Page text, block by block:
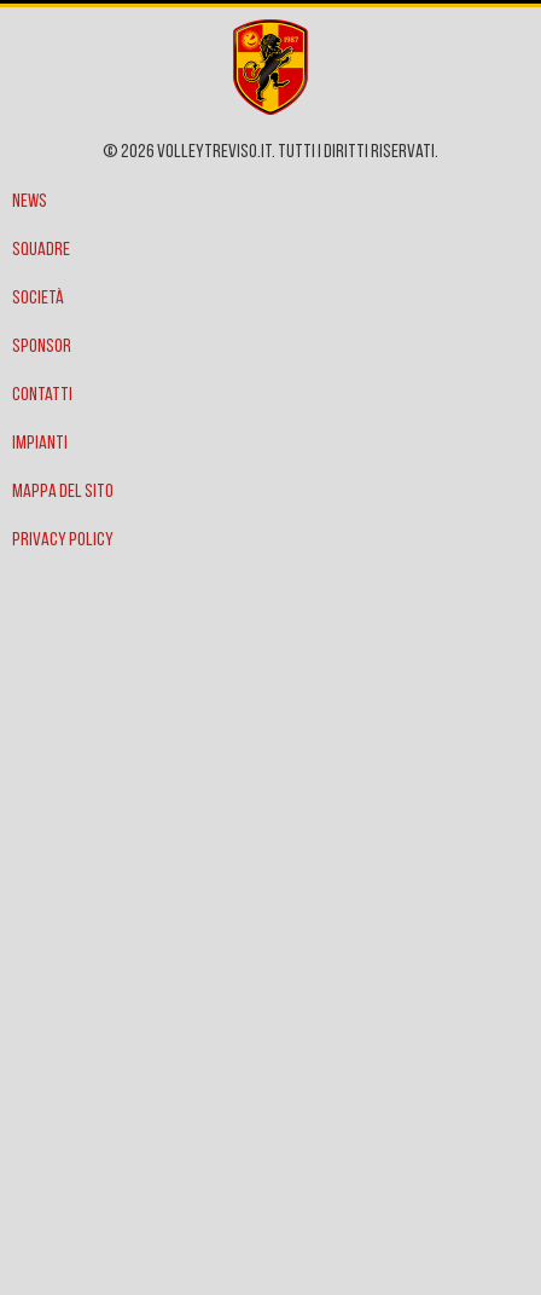
© 2026 VOLLEYTREVISO.IT. Tutti i diritti riservati.
News
Squadre
Società
Sponsor
Contatti
Impianti
Mappa del sito
Privacy policy